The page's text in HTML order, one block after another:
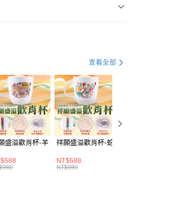
欲分期的期數、繳款截止日，確認付款後即
往確認交易或遇審核未通過，訂單將自動取
大哥付你分期」於每月結算日後寄送繳費提
選擇「超商條碼／台灣大直營門市／銀行轉
」等通路繳費。
購買商品或服務，並由商店將買賣／分期付
，依約使用本公司帳單繳交帳款。
$4000以下)
含以上)免運費
檻$4000以下)
含以上)免運費
含以上)免運費
查看全部
盛溢歡肖杯-羊 祥願盛溢歡肖杯-蛇
NT$588
NT$980